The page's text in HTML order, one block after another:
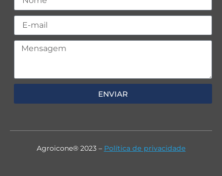
ENVIAR
Agroicone® 2023 – Política de privacidade